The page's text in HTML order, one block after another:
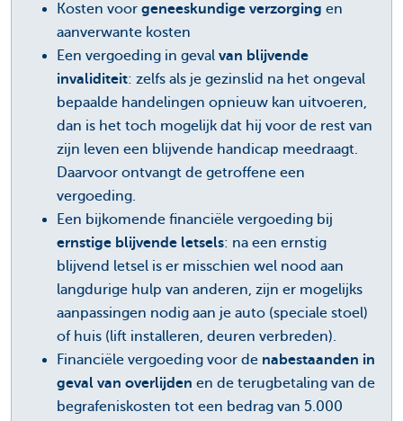
Kosten voor geneeskundige verzorging en
aanverwante kosten
Een vergoeding in geval van blijvende
invaliditeit: zelfs als je gezinslid na het ongeval
bepaalde handelingen opnieuw kan uitvoeren,
dan is het toch mogelijk dat hij voor de rest van
zijn leven een blijvende handicap meedraagt.
Daarvoor ontvangt de getroffene een
vergoeding.
Een bijkomende financiële vergoeding bij
ernstige blijvende letsels: na een ernstig
blijvend letsel is er misschien wel nood aan
langdurige hulp van anderen, zijn er mogelijks
aanpassingen nodig aan je auto (speciale stoel)
of huis (lift installeren, deuren verbreden).
Financiële vergoeding voor de nabestaanden in
geval van overlijden en de terugbetaling van de
begrafeniskosten tot een bedrag van 5.000